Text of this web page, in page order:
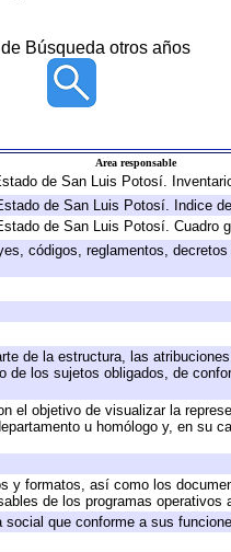
Búsqueda otros años
Area responsable
de San Luis Potosí.
de San Luis Potosí. Indice
de San Luis Potosí. Cuadro
códigos, reglamentos,
de la estructura, las
de los sujetos obligados, de
el objetivo de visualizar la
u homólogo y, en su
y formatos, así como los
de los programas operativos
que conforme a sus